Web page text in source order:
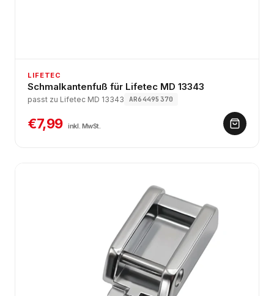
LIFETEC
Schmalkantenfuß für Lifetec MD 13343
passt zu Lifetec MD 13343 AR64495370
€7,99 inkl. MwSt.